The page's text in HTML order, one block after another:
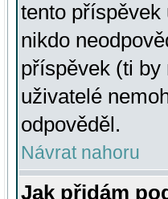
tento příspěvek
nikdo
příspěvek (ti
uživatelé
odpověděl.
Návrat nahoru
Jak přidám